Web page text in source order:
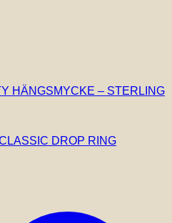
HÄNGSMYCKE – STERLING